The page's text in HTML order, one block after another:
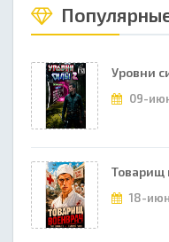
Уровни
09-
Товарищ
18-